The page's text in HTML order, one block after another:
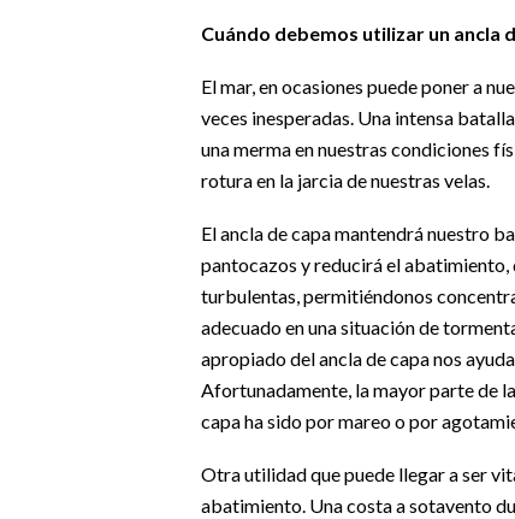
Cuándo debemos utilizar un ancla
El mar, en ocasiones puede poner a
veces inesperadas. Una intensa
una merma en nuestras condiciones
rotura en la jarcia de nuestras velas.
El ancla de capa mantendrá nuestro
pantocazos y reducirá el abatimiento,
turbulentas, permitiéndonos
adecuado en una situación de
apropiado del ancla de capa nos
Afortunadamente, la mayor parte de
capa ha sido por mareo o por
Otra utilidad que puede llegar a ser
abatimiento. Una costa a sotavento